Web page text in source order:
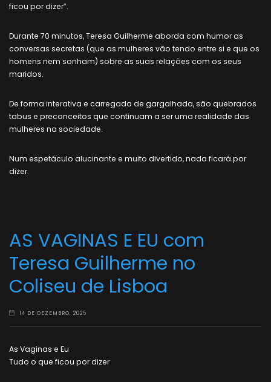
ficou por dizer”.
Durante 70 minutos, Teresa Guilherme aborda com humor as
conversas secretas (que as mulheres vão tendo entre si e que os
homens nem sonham) sobre as suas relações com os seus
maridos.
De forma interativa e carregada de gargalhada, são quebrados
tabus e preconceitos que continuam a ser uma realidade das
mulheres na sociedade.
Num espetáculo alucinante e muito divertido, nada ficará por
dizer.
AS VAGINAS E EU com
Teresa Guilherme no
Coliseu de Lisboa
14 DE DEZEMBRO, 2025
As Vaginas e Eu
Tudo o que ficou por dizer